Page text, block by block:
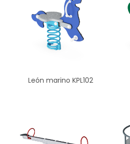
León marino KPL102